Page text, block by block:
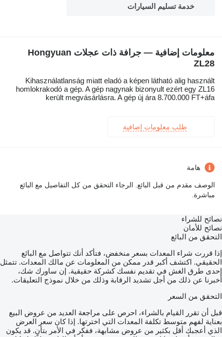
خدمة تسليم السيارات
معلومات إضافية — جرافة ذات عجلات Hongyuan
ZL28
Kihasználatlanság miatt eladó a képen látható alig használt
homlokrakodó a gép. A gép nagynak bizonyult ezért egy ZL16
került megvásárlásra. A gép új ára 8.700.000 FT+áfa
طلب معلومات إضافية
هامة
الوصف مقدم من قبل البائع. الرجاء التحقق من كل التفاصيل مع البائع
مباشرة.
نصائح للشراء
نصائح للأمان
التحقق من البائع
إذا قررت شراء المعدات بسعر منخفض، فتأكد أنك تتواصل مع البائع
الحقيقي. اكتشف أكبر قدر ممكن من المعلومات عن مالك المعدات. تتمثل
إحدى طرق الغش في تقديم نفسك كشركة حقيقية. إن ساورك شك،
أخبرنا عن ذلك من أجل تشديد الرقابة وذلك من خلال نموذج التعليقات.
التحقق من السعر
قبل أن تقرر القيام بالشراء، احرص على مراجعة العديد من عروض البيع
بعناية لفهم متوسط تكلفة المعدات التي اخترتها. إذا كان سعر العرض
الذي أعجبك أقل بكثير من عروض مشابهة، ففكر في الأمر بتأنٍ. قد يكون